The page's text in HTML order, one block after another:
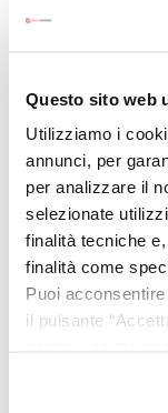
Questo sito web
Utilizziamo i
annunci, per
per analizzare il
selezionate
finalità tecniche
finalità come
Puoi
il pulsante
:
racconta la storia
seguireAl Museo
sottotitoli, che
la storia del Museo
20:25Museo Ettore
di Filippo Chiesa) e
20:30Abitare oltre
domus romana e
simbolo culturale di
scoperta del